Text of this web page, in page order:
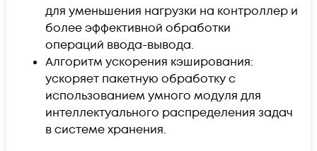
для уменьшения нагрузки на контроллер и
более эффективной обработки
операций ввода-вывода.
Алгоритм ускорения кэширования:
ускоряет пакетную обработку с
использованием умного модуля для
интеллектуального распределения задач
в системе хранения.